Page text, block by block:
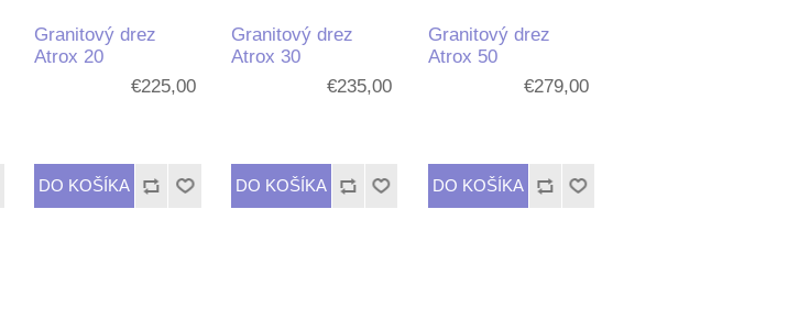
Granitový drez
Atrox 20
€225,00
Granitový drez
Atrox 30
€235,00
Granitový drez
Atrox 50
€279,00